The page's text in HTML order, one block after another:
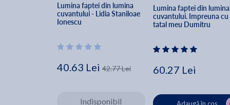
Lumina faptei din lumina
cuvantului - Lidia Staniloae
Ionescu
40.63 Lei 42.77 Lei
Indisponibil
Lumina faptei din
cuvantului. Impreuna cu
tatal meu Dumitru
60.27 Lei